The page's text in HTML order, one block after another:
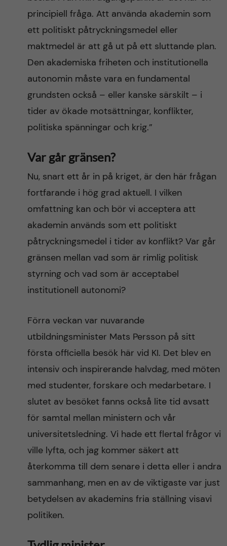
principiell fråga. Att använda akademin som
ett politiskt påtryckningsmedel eller
maktmedel är att gå ut på ett sluttande plan.
Den akademiska friheten och institutionella
autonomin måste vara en fundamental
grundsten också – eller kanske särskilt – i
tider av ökade motsättningar, konflikter,
politiska spänningar och krig.”
Var går gränsen?
Nu, snart ett år in på kriget, är den här frågan
fortfarande i hög grad aktuell. I vilken
omfattning kan och bör vi acceptera att
akademin används som ett politiskt
påtryckningsmedel i tider av konflikt? Var går
gränsen mellan vad som är rimlig politisk
styrning och vad som är acceptabel
institutionell autonomi?
Förra veckan var nuvarande
utbildningsminister Mats Persson på sitt
första officiella besök här vid KI. Det blev en
intensiv och inspirerande halvdag, med möten
med studenter, forskare och medarbetare. I
slutet av besöket fanns också lite tid avsatt
för samtal mellan ministern och vår
universitetsledning. Vi hade ett flertal frågor vi
ville lyfta, och jag kommer säkert att
återkomma till dem senare i detta eller i andra
sammanhang, men en av de viktigaste var just
betydelsen av akademins fria ställning visavi
politiken.